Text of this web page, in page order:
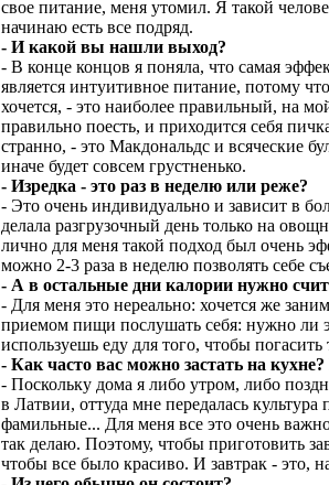
свое питание, меня утомил. Я такой
начинаю есть все подряд.
- И какой вы нашли выход?
- В конце концов я поняла, что самая
является интуитивное питание, потому
хочется, - это наиболее правильный, на
правильно поесть, и приходится себя
странно, - это Макдональдс и всяческие
иначе будет совсем грустненько.
- Изредка - это раз в неделю или реже?
- Это очень индивидуально и зависит в
делала разгрузочный день только на
лично для меня такой подход был очень
можно 2-3 раза в неделю позволять себе
- А в остальные дни калории нужно
- Для меня это нереально: хочется же
приемом пищи послушать себя: нужно ли
используешь еду для того, чтобы погасить
- Как часто вас можно застать на
- Поскольку дома я либо утром, либо
в Латвии, оттуда мне передалась
фамильные... Для меня все это очень
так делаю. Поэтому, чтобы приготовить
чтобы все было красиво. И завтрак -